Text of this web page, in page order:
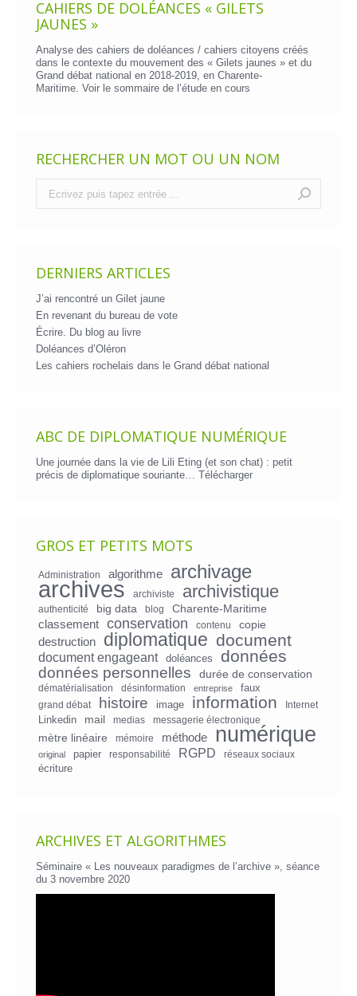
CAHIERS DE DOLÉANCES « GILETS
JAUNES »
Analyse des cahiers de doléances / cahiers citoyens créés
dans le contexte du mouvement des « Gilets jaunes » et du
Grand débat national en 2018-2019, en Charente-
Maritime. Voir le sommaire de l’étude en cours
RECHERCHER UN MOT OU UN NOM
DERNIERS ARTICLES
J’ai rencontré un Gilet jaune
En revenant du bureau de vote
Écrire. Du blog au livre
Doléances d’Oléron
Les cahiers rochelais dans le Grand débat national
ABC DE DIPLOMATIQUE NUMÉRIQUE
Une journée dans la vie de Lili Eting (et son chat) : petit
précis de diplomatique souriante… Télécharger
GROS ET PETITS MOTS
Administration algorithme archivage
archives archiviste archivistique
authenticité big data blog
Charente-Maritime
classement
conservation contenu
copie
destruction
diplomatique document
document engageant doléances données
données personnelles durée de conservation
dématérialisation désinformation entreprise faux
grand débat histoire image information Internet
Linkedin mail medias messagerie électronique
mètre linéaire mémoire méthode numérique
original papier responsabilité RGPD réseaux sociaux
écriture
ARCHIVES ET ALGORITHMES
Séminaire « Les nouveaux paradigmes de l’archive », séance
du 3 novembre 2020